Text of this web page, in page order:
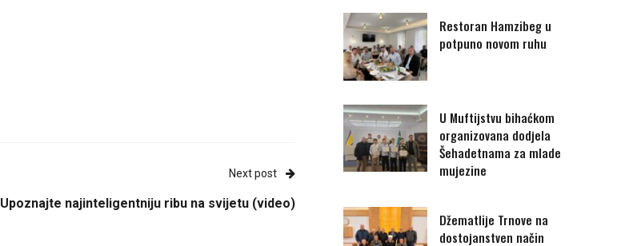
Next post
Upoznajte najinteligentniju ribu na svijetu (video)
Restoran Hamzibeg u
potpuno novom ruhu
U Muftijstvu bihaćkom
organizovana dodjela
Šehadetnama za mlade
mujezine
Džematlije Trnove na
dostojanstven način